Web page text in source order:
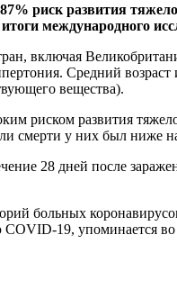
риск развития
международного
включая
Средний
вещества).
риском развития
смерти у них был ниже
28 дней после
больных
19, упоминается